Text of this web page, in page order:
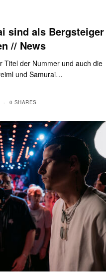
sind als Bergsteiger
// News
Titel der Nummer und auch die
und Samurai…
0 SHARES